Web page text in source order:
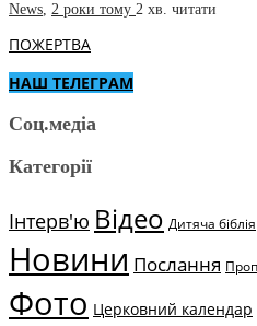
News, 2 роки тому 2 хв. читати
ПОЖЕРТВА
НАШ ТЕЛЕГРАМ
Соц.медіа
Категорії
Інтерв'ю Відео Дитяча біблія
Новини Послання
Фото Церковний календар